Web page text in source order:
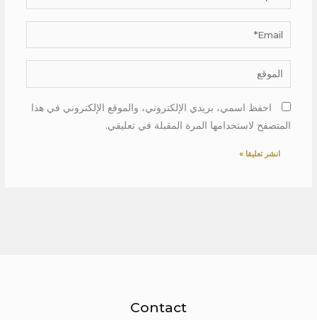
Email*
الموقع
احفظ اسمي، بريدي الإلكتروني، والموقع الإلكتروني في هذا
المتصفح لاستخدامها المرة المقبلة في تعليقي.
Contact